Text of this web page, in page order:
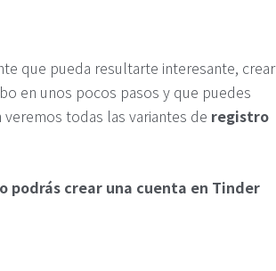
que pueda resultarte interesante, crear
en unos pocos pasos y que puedes
todas las variantes de registro
podrás crear una cuenta en Tinder